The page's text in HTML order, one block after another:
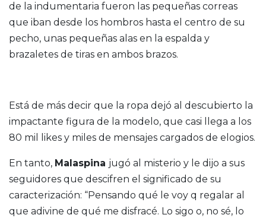
de la indumentaria fueron las pequeñas correas
que iban desde los hombros hasta el centro de su
pecho, unas pequeñas alas en la espalda y
brazaletes de tiras en ambos brazos.
Está de más decir que la ropa dejó al descubierto la
impactante figura de la modelo, que casi llega a los
80 mil likes y miles de mensajes cargados de elogios.
En tanto, Malaspina jugó al misterio y le dijo a sus
seguidores que descifren el significado de su
caracterización: “Pensando qué le voy q regalar al
que adivine de qué me disfracé. Lo sigo o, no sé, lo